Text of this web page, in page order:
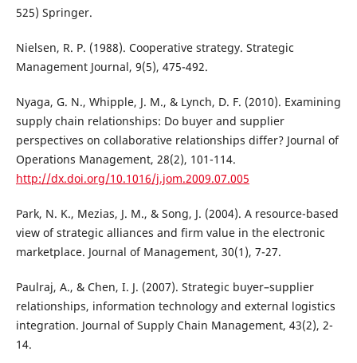
525) Springer.
Nielsen, R. P. (1988). Cooperative strategy. Strategic
Management Journal, 9(5), 475-492.
Nyaga, G. N., Whipple, J. M., & Lynch, D. F. (2010). Examining
supply chain relationships: Do buyer and supplier
perspectives on collaborative relationships differ? Journal of
Operations Management, 28(2), 101-114.
http://dx.doi.org/10.1016/j.jom.2009.07.005
Park, N. K., Mezias, J. M., & Song, J. (2004). A resource-based
view of strategic alliances and firm value in the electronic
marketplace. Journal of Management, 30(1), 7-27.
Paulraj, A., & Chen, I. J. (2007). Strategic buyer–supplier
relationships, information technology and external logistics
integration. Journal of Supply Chain Management, 43(2), 2-
14.